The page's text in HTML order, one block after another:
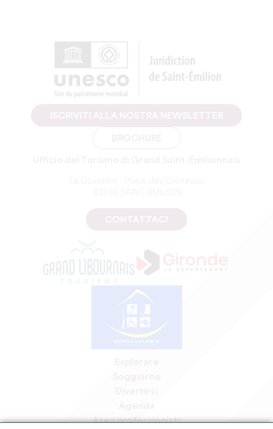
Area professionisti